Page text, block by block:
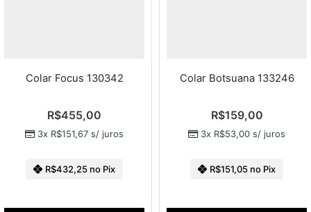
Colar Focus 130342
R$455,00
3x R$151,67 s/ juros
R$432,25 no Pix
Colar Botsuana 133246
R$159,00
3x R$53,00 s/ juros
R$151,05 no Pix